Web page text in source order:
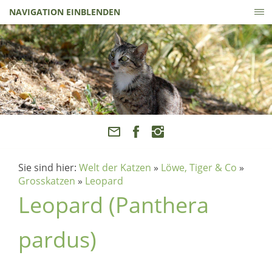
NAVIGATION EINBLENDEN
Sie sind hier: Welt der Katzen » Löwe, Tiger & Co »
Grosskatzen » Leopard
Leopard (Panthera
pardus)